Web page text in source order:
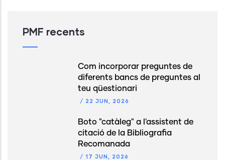
PMF recents
Com incorporar preguntes de
diferents bancs de preguntes al
teu qüestionari
/ 22 JUN, 2026
Boto "catàleg" a l'assistent de
citació de la Bibliografia
Recomanada
/ 17 JUN, 2026